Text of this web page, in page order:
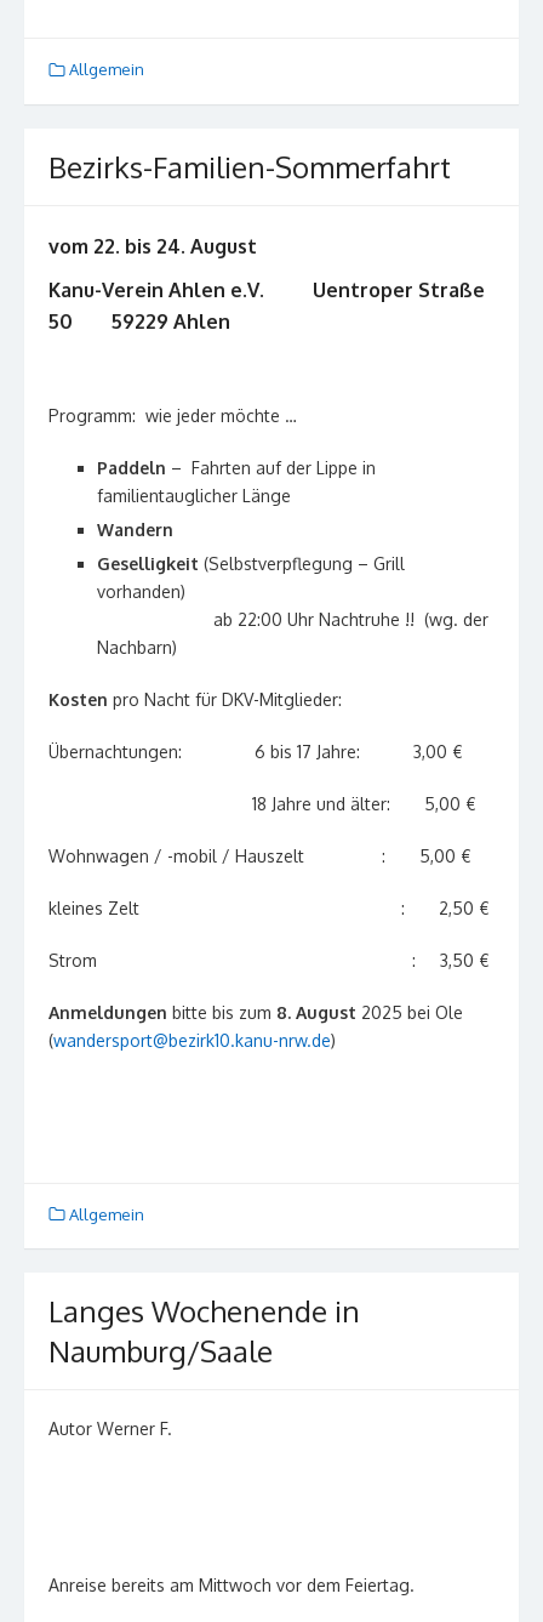
Allgemein
Bezirks-Familien-Sommerfahrt
vom 22. bis 24. August
Kanu-Verein Ahlen e.V. Uentroper Straße
50 59229 Ahlen
Programm: wie jeder möchte …
Paddeln – Fahrten auf der Lippe in
familientauglicher Länge
Wandern
Geselligkeit (Selbstverpflegung – Grill
vorhanden)
ab 22:00 Uhr Nachtruhe !! (wg. der
Nachbarn)
Kosten pro Nacht für DKV-Mitglieder:
Übernachtungen: 6 bis 17 Jahre: 3,00 €
18 Jahre und älter: 5,00 €
Wohnwagen / -mobil / Hauszelt : 5,00 €
kleines Zelt : 2,50 €
Strom : 3,50 €
Anmeldungen bitte bis zum 8. August 2025 bei Ole
(wandersport@bezirk10.kanu-nrw.de)
Allgemein
Langes Wochenende in
Naumburg/Saale
Autor Werner F.
Anreise bereits am Mittwoch vor dem Feiertag.